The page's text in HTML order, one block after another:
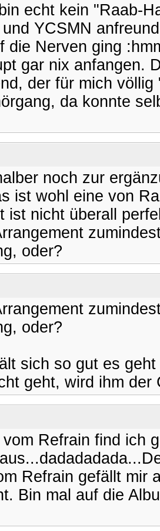
echt kein "Raab-
YCSMN
die Nerven ging
gar nix anfangen.
der für mich
da konnte
noch zur
ist wohl eine von
ist nicht überall
oder?
oder?
sich so gut es
geht, wird ihm
vom Refrain find ich
Refrain gefällt mir
Bin mal auf die